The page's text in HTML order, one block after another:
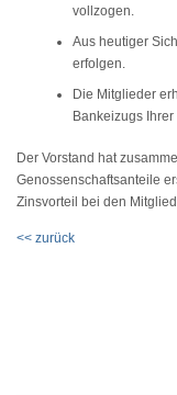
vollzogen.
Aus heutiger
erfolgen.
Die Mitglieder
Bankeizugs
Der Vorstand hat
Genossenschaftsanteile
Zinsvorteil bei den
<< zurück